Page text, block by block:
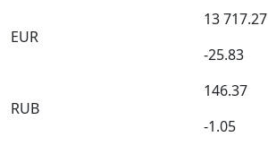
EUR
13 717.27
-25.83
RUB
146.37
-1.05